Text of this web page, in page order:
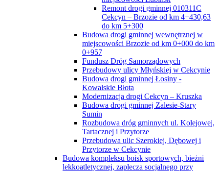
Remont drogi gminnej 010311C
Cekcyn – Brzozie od km 4+430,63
do km 5+300
Budowa drogi gminnej wewnętrznej w
miejscowości Brzozie od km 0+000 do km
0+957
Fundusz Dróg Samorządowych
Przebudowy ulicy Młyńskiej w Cekcynie
Budowa drogi gminnej Łosiny -
Kowalskie Błota
Modernizacja drogi Cekcyn – Kruszka
Budowa drogi gminnej Zalesie-Stary
Sumin
Rozbudowa dróg gminnych ul. Kolejowej,
Tartacznej i Przytorze
Przebudowa ulic Szerokiej, Dębowej i
Przytorze w Cekcynie
Budowa kompleksu boisk sportowych, bieżni
lekkoatletycznej, zaplecza socjalnego przy